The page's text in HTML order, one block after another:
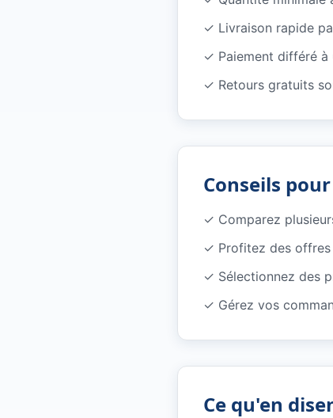
✓ Livraison rapide
✓ Paiement différé à
✓ Retours gratuits
Conseils
✓ Comparez
✓ Profitez des
✓ Sélectionnez des
✓ Gérez vos
Ce qu'en